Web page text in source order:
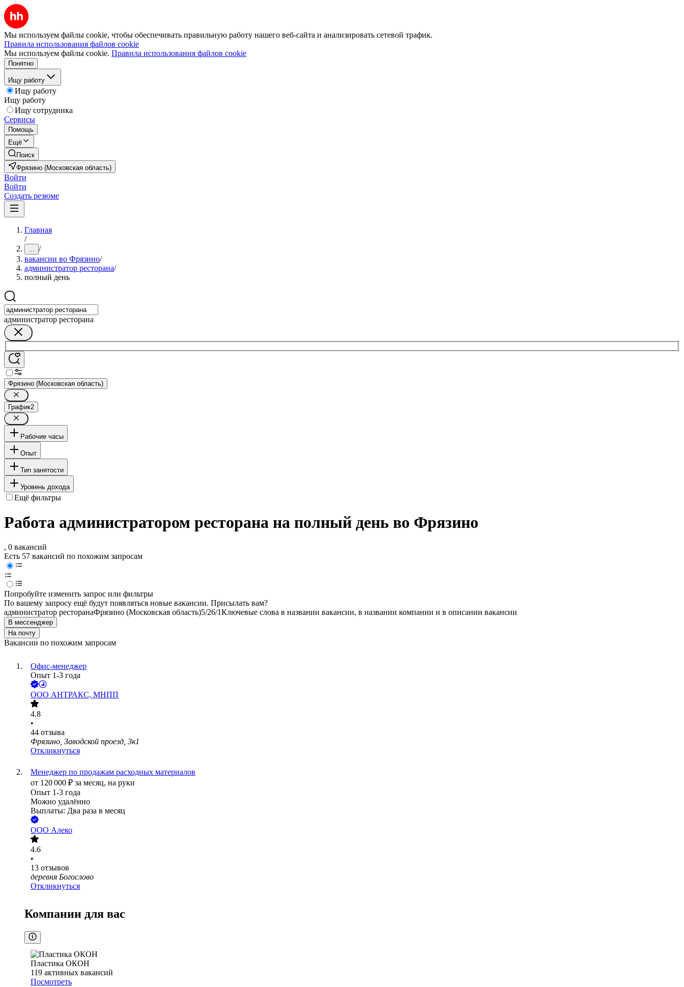
Мы используем файлы cookie, чтобы обеспечивать правильную работу нашего веб-сайта и анализировать сетевой трафик.
Правила использования файлов cookie
Мы используем файлы cookie. Правила использования файлов cookie
Понятно
Ищу работу
Ищу работу
Ищу работу
Ищу сотрудника
Сервисы
Помощь
Ещё
Поиск
Фрязино (Московская область)
Войти
Войти
Создать резюме
Главная
/
... /
вакансии во Фрязино/
администратор ресторана/
полный день
администратор ресторана
Фрязино (Московская область)
График2
Рабочие часы
Опыт
Тип занятости
Уровень дохода
Ещё фильтры
Работа администратором ресторана на полный день во Фрязино
, 0 вакансий
Есть 57 вакансий по похожим запросам
Попробуйте изменить запрос или фильтры
По вашему запросу ещё будут появляться новые вакансии. Присылать вам?
администратор ресторанаФрязино (Московская область)5/26/1Ключевые слова в названии вакансии, в названии компании и в описании вакансии
В мессенджер
На почту
Вакансии по похожим запросам
Офис-менеджер
Опыт 1-3 года
ООО АНТРАКС, МНПП
4.8
•
44 отзыва
Фрязино, Заводской проезд, 3к1
Откликнуться
Менеджер по продажам расходных материалов
от 120 000 ₽ за месяц, на руки
Опыт 1-3 года
Можно удалённо
Выплаты: Два раза в месяц
ООО Алеко
4.6
•
13 отзывов
деревня Богослово
Откликнуться
Компании для вас
Пластика ОКОН
119 активных вакансий
Посмотреть